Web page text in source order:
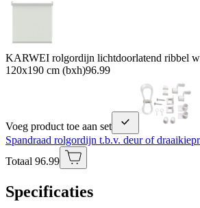
KARWEI rolgordijn lichtdoorlatend ribbel
120x190 cm (bxh)96.99
Voeg product toe aan set
Spandraad rolgordijn t.b.v. deur of
Totaal 96.99
Specificaties